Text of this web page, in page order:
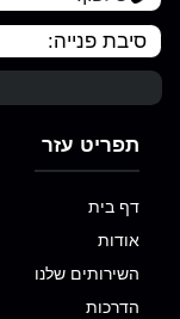
תפריט עזר
דף בית
אודות
השירותים שלנו
הדרכות